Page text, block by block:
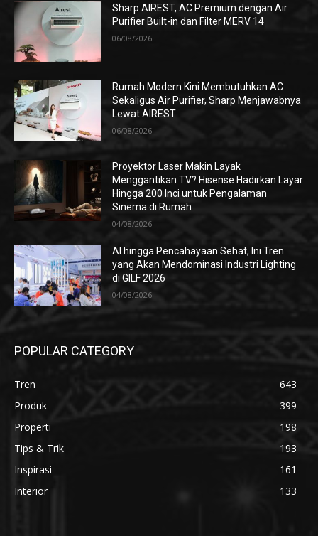
Sharp AIREST, AC Premium dengan Air
Purifier Built-in dan Filter MERV 14
06/08/2026
Rumah Modern Kini Membutuhkan AC
Sekaligus Air Purifier, Sharp Menjawabnya
Lewat AIREST
06/08/2026
Proyektor Laser Makin Layak
Menggantikan TV? Hisense Hadirkan Layar
Hingga 200 Inci untuk Pengalaman
Sinema di Rumah
04/08/2026
AI hingga Pencahayaan Sehat, Ini Tren
yang Akan Mendominasi Industri Lighting
di GILF 2026
04/08/2026
POPULAR CATEGORY
Tren
643
Produk
399
Properti
198
Tips & Trik
193
Inspirasi
161
Interior
133